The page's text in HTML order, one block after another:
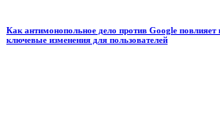
Как антимонопольное дело против Google
ключевые изменения для пользователей